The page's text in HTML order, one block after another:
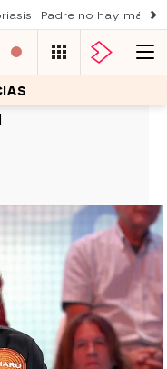
Padre no hay más
de Charo
resuelve
con una